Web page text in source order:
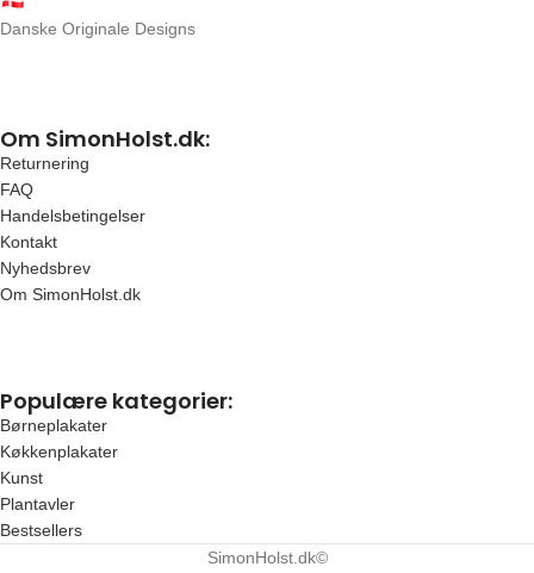
Danske Originale Designs
Om SimonHolst.dk:
Returnering
FAQ
Handelsbetingelser
Kontakt
Nyhedsbrev
Om SimonHolst.dk
Populære kategorier:
Børneplakater
Køkkenplakater
Kunst
Plantavler
Bestsellers
SimonHolst.dk©